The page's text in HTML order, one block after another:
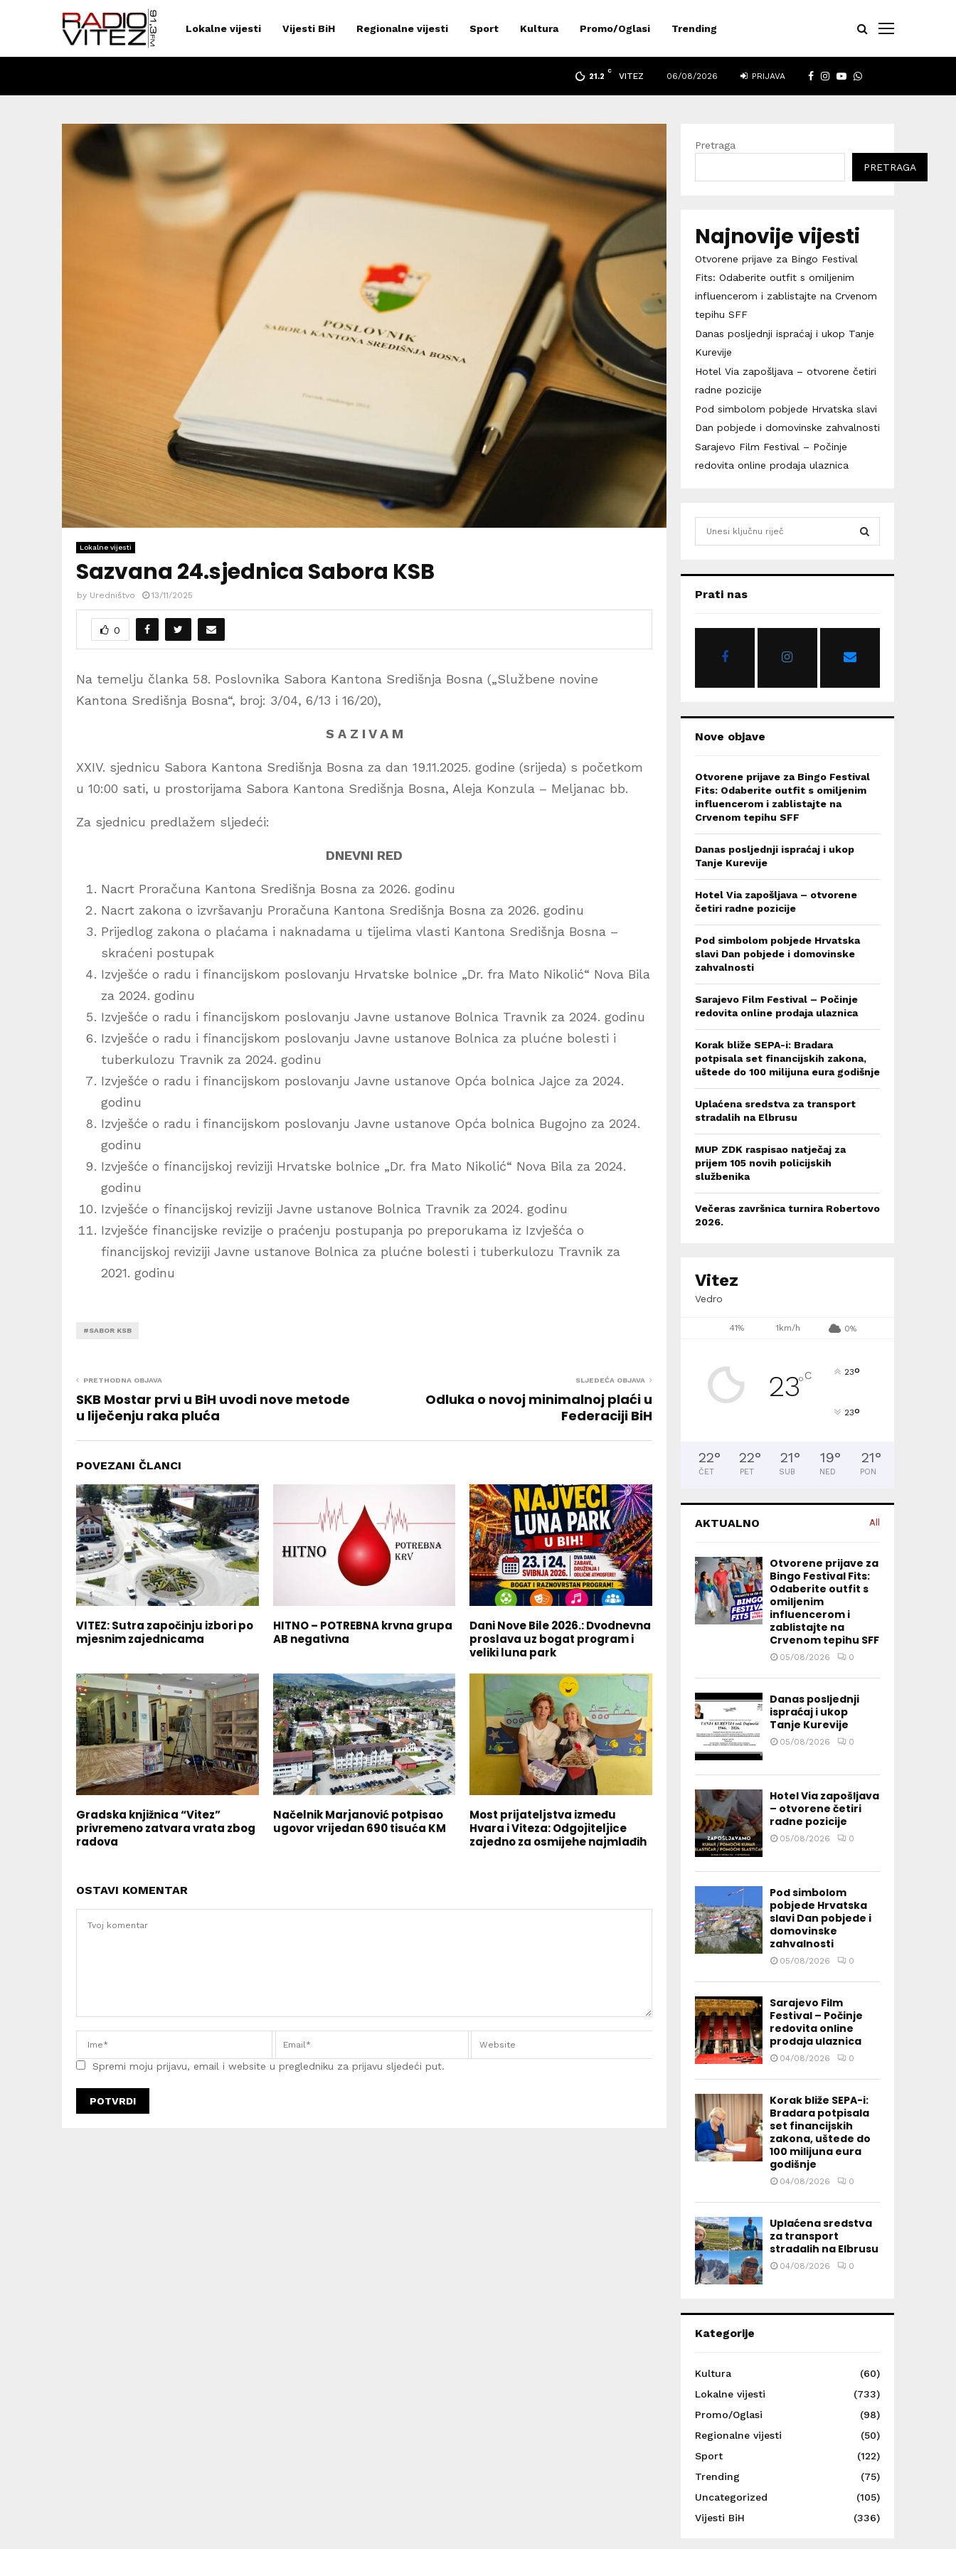
Lokalne vijesti Vijesti BiH Regionalne vijesti Sport Kultura Promo/Oglasi Trending
FACEBOOK
INSTAGRAM
YOUTUBE
WHATSAPP
21.2
C
VITEZ 06/08/2026 PRIJAVA
Lokalne vijesti
Sazvana 24.sjednica Sabora KSB
by Uredništvo 13/11/2025
0
Na temelju članka 58. Poslovnika Sabora Kantona Središnja Bosna („Službene novine
Kantona Središnja Bosna“, broj: 3/04, 6/13 i 16/20),
S A Z I V A M
XXIV. sjednicu Sabora Kantona Središnja Bosna za dan 19.11.2025. godine (srijeda) s početkom
u 10:00 sati, u prostorijama Sabora Kantona Središnja Bosna, Aleja Konzula – Meljanac bb.
Za sjednicu predlažem sljedeći:
DNEVNI RED
Nacrt Proračuna Kantona Središnja Bosna za 2026. godinu
Nacrt zakona o izvršavanju Proračuna Kantona Središnja Bosna za 2026. godinu
Prijedlog zakona o plaćama i naknadama u tijelima vlasti Kantona Središnja Bosna –
skraćeni postupak
Izvješće o radu i financijskom poslovanju Hrvatske bolnice „Dr. fra Mato Nikolić“ Nova Bila
za 2024. godinu
Izvješće o radu i financijskom poslovanju Javne ustanove Bolnica Travnik za 2024. godinu
Izvješće o radu i financijskom poslovanju Javne ustanove Bolnica za plućne bolesti i
tuberkulozu Travnik za 2024. godinu
Izvješće o radu i financijskom poslovanju Javne ustanove Opća bolnica Jajce za 2024.
godinu
Izvješće o radu i financijskom poslovanju Javne ustanove Opća bolnica Bugojno za 2024.
godinu
Izvješće o financijskoj reviziji Hrvatske bolnice „Dr. fra Mato Nikolić“ Nova Bila za 2024.
godinu
Izvješće o financijskoj reviziji Javne ustanove Bolnica Travnik za 2024. godinu
Izvješće financijske revizije o praćenju postupanja po preporukama iz Izvješća o
financijskoj reviziji Javne ustanove Bolnica za plućne bolesti i tuberkulozu Travnik za
2021. godinu
#SABOR KSB
PRETHODNA OBJAVA
SKB Mostar prvi u BiH uvodi nove metode
u liječenju raka pluća
SLJEDEĆA OBJAVA
Odluka o novoj minimalnoj plaći u
Federaciji BiH
POVEZANI ČLANCI
VITEZ: Sutra započinju izbori po
mjesnim zajednicama
HITNO – POTREBNA krvna grupa
AB negativna
Dani Nove Bile 2026.: Dvodnevna
proslava uz bogat program i
veliki luna park
Gradska knjižnica “Vitez”
privremeno zatvara vrata zbog
radova
Načelnik Marjanović potpisao
ugovor vrijedan 690 tisuća KM
Most prijateljstva između
Hvara i Viteza: Odgojiteljice
zajedno za osmijehe najmlađih
OSTAVI KOMENTAR
Spremi moju prijavu, email i website u pregledniku za prijavu sljedeći put.
Pretraga
PRETRAGA
Najnovije vijesti
Otvorene prijave za Bingo Festival
Fits: Odaberite outfit s omiljenim
influencerom i zablistajte na Crvenom
tepihu SFF
Danas posljednji ispraćaj i ukop Tanje
Kurevije
Hotel Via zapošljava – otvorene četiri
radne pozicije
Pod simbolom pobjede Hrvatska slavi
Dan pobjede i domovinske zahvalnosti
Sarajevo Film Festival – Počinje
redovita online prodaja ulaznica
h
o
Prati nas
Nove objave
Otvorene prijave za Bingo Festival
Fits: Odaberite outfit s omiljenim
influencerom i zablistajte na
Crvenom tepihu SFF
Danas posljednji ispraćaj i ukop
Tanje Kurevije
Hotel Via zapošljava – otvorene
četiri radne pozicije
Pod simbolom pobjede Hrvatska
slavi Dan pobjede i domovinske
zahvalnosti
Sarajevo Film Festival – Počinje
redovita online prodaja ulaznica
Korak bliže SEPA-i: Bradara
potpisala set financijskih zakona,
uštede do 100 milijuna eura godišnje
Uplaćena sredstva za transport
stradalih na Elbrusu
MUP ZDK raspisao natječaj za
prijem 105 novih policijskih
službenika
Večeras završnica turnira Robertovo
2026.
Vitez
Vedro
41% 1km/h 0%
23°C 23°
23°
22°
ČET
22°
PET
21°
SUB
19°
NED
21°
PON
AKTUALNO All
Otvorene prijave za
Bingo Festival Fits:
Odaberite outfit s
omiljenim
influencerom i
zablistajte na
Crvenom tepihu SFF
05/08/2026 0
Danas posljednji
ispraćaj i ukop
Tanje Kurevije
05/08/2026 0
Hotel Via zapošljava
– otvorene četiri
radne pozicije
05/08/2026 0
Pod simbolom
pobjede Hrvatska
slavi Dan pobjede i
domovinske
zahvalnosti
05/08/2026 0
Sarajevo Film
Festival – Počinje
redovita online
prodaja ulaznica
04/08/2026 0
Korak bliže SEPA-i:
Bradara potpisala
set financijskih
zakona, uštede do
100 milijuna eura
godišnje
04/08/2026 0
Uplaćena sredstva
za transport
stradalih na Elbrusu
04/08/2026 0
Kategorije
Kultura
(60)
Lokalne vijesti
(733)
Promo/Oglasi
(98)
Regionalne vijesti
(50)
Sport
(122)
Trending
(75)
Uncategorized
(105)
Vijesti BiH
(336)